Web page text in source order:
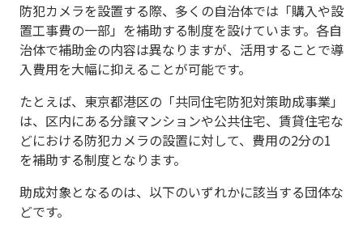
防犯カメラを設置する際、多くの自治体では「購入や設
置工事費の一部」を補助する制度を設けています。各自
治体で補助金の内容は異なりますが、活用することで導
入費用を大幅に抑えることが可能です。
たとえば、東京都港区の「共同住宅防犯対策助成事業」
は、区内にある分譲マンションや公共住宅、賃貸住宅な
どにおける防犯カメラの設置に対して、費用の2分の1
を補助する制度となります。
助成対象となるのは、以下のいずれかに該当する団体な
どです。